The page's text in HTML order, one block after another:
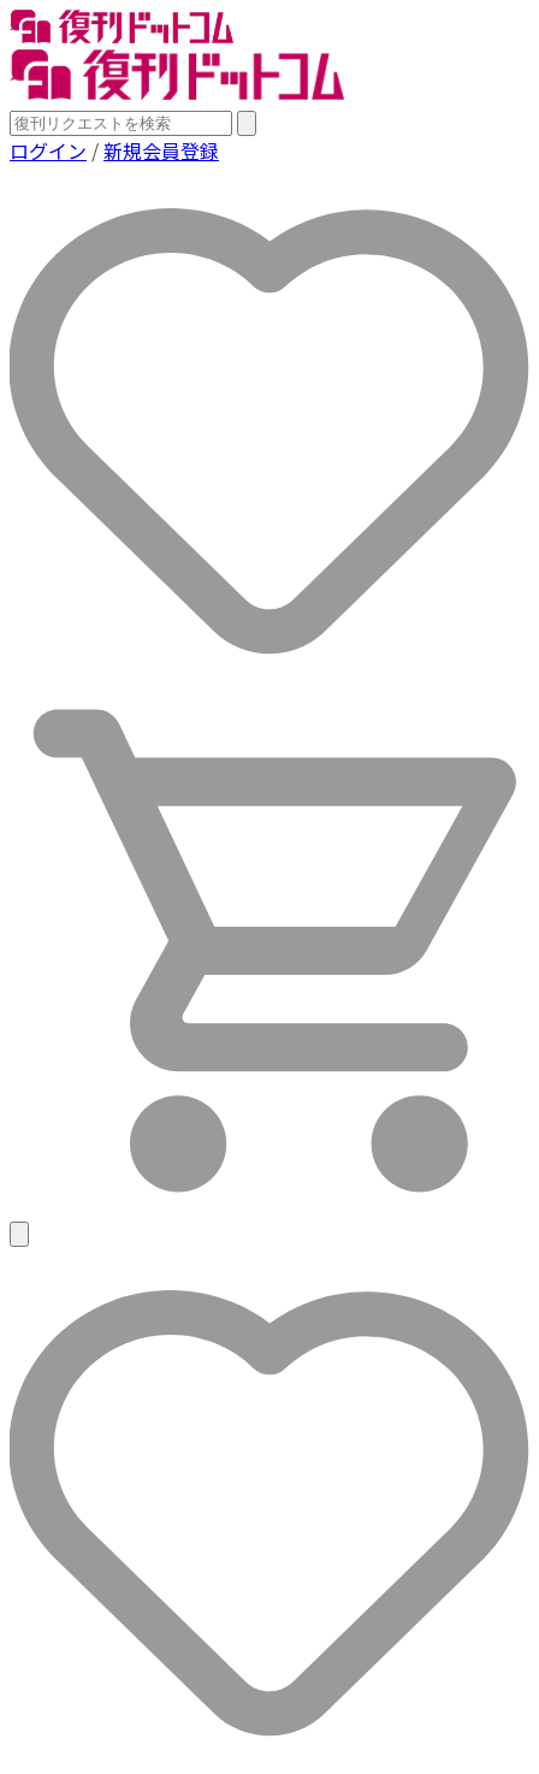
ログイン /新規会員登録